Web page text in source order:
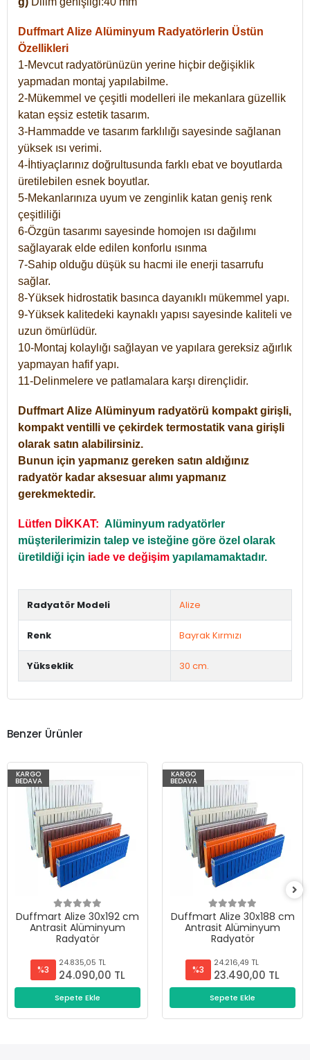
Duffmart Alize Alüminyum Radyatörlerin Üstün
Özellikleri
1-Mevcut radyatörünüzün yerine hiçbir değişiklik
yapmadan montaj yapılabilme.
2-Mükemmel ve çeşitli modelleri ile mekanlara güzellik
katan eşsiz estetik tasarım.
3-Hammadde ve tasarım farklılığı sayesinde sağlanan
yüksek ısı verimi.
4-İhtiyaçlarınız doğrultusunda farklı ebat ve boyutlarda
üretilebilen esnek boyutlar.
5-Mekanlarınıza uyum ve zenginlik katan geniş renk
çeşitliliği
6-Özgün tasarımı sayesinde homojen ısı dağılımı
sağlayarak elde edilen konforlu ısınma
7-Sahip olduğu düşük su hacmi ile enerji tasarrufu
sağlar.
8-Yüksek hidrostatik basınca dayanıklı mükemmel yapı.
9-Yüksek kalitedeki kaynaklı yapısı sayesinde kaliteli ve
uzun ömürlüdür.
10-Montaj kolaylığı sağlayan ve yapılara gereksiz ağırlık
yapmayan hafif yapı.
11-Delinmelere ve patlamalara karşı dirençlidir.
Duffmart Alize Alüminyum radyatörü kompakt girişli,
kompakt ventilli ve çekirdek termostatik vana girişli
olarak satın alabilirsiniz.
Bunun için yapmanız gereken satın aldığınız
radyatör kadar aksesuar alımı yapmanız
gerekmektedir.
Lütfen DİKKAT: Alüminyum radyatörler
müşterilerimizin talep ve isteğine göre özel olarak
üretildiği için iade ve değişim yapılamamaktadır.
Radyatör Modeli Alize
Renk Bayrak Kırmızı
Yükseklik 30 cm.
Benzer Ürünler
KARGO
BEDAVA
Duffmart Alize 30x192 cm
Antrasit Alüminyum
Radyatör
%3
24.835,05 TL
24.090,00 TL
Sepete Ekle
KARGO
BEDAVA
Duffmart Alize 30x188 cm
Antrasit Alüminyum
Radyatör
%3
24.216,49 TL
23.490,00 TL
Sepete Ekle